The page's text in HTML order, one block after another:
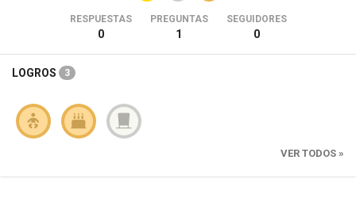
RESPUESTAS
0
PREGUNTAS
1
SEGUIDORES
0
LOGROS 3
VER TODOS »